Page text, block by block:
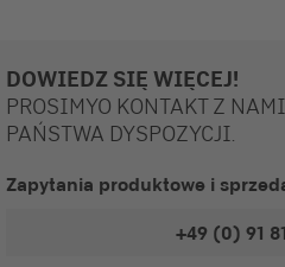
DOWIEDZ SIĘ WIĘCEJ!
PROSIMYO KONTAKT Z
PAŃSTWA DYSPOZYCJI.
Zapytania produktowe i
+49 (0) 91